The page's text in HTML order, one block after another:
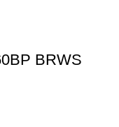
BRWS